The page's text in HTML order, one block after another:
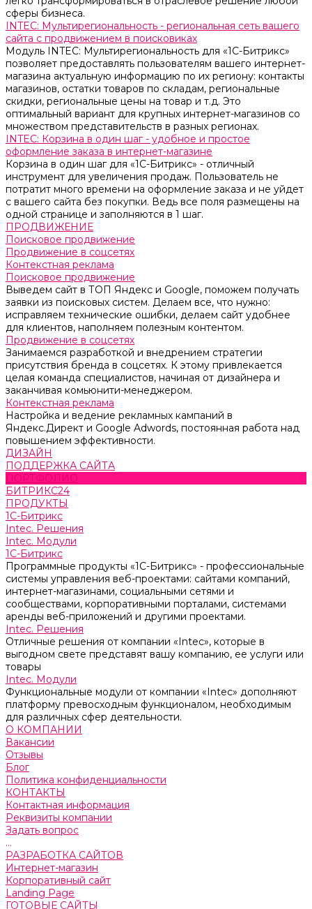
сферы бизнеса.
INTEC: Мультирегиональность - региональная сеть вашего
сайта с продвижением в поисковиках
Модуль INTEC: Мультирегиональность для «1С-Битрикс»
позволяет предоставлять пользователям вашего интернет-
магазина актуальную информацию по их региону: контакты
магазинов, остатки товаров по складам, региональные
скидки, региональные цены на товар и т.д. Это
оптимальный вариант для крупных интернет-магазинов со
множеством представительств в разных регионах.
INTEC: Корзина в один шаг - удобное и простое
оформление заказа в интернет-магазине
Корзина в один шаг для «1С-Битрикс» - отличный
инструмент для увеличения продаж. Пользователь не
потратит много времени на оформление заказа и не уйдет
с вашего сайта без покупки. Ведь все поля размещены на
одной странице и заполняются в 1 шаг.
ПРОДВИЖЕНИЕ
Поисковое продвижение
Продвижение в соцсетях
Контекстная реклама
Поисковое продвижение
Выведем сайт в ТОП Яндекс и Google, поможем получать
заявки из поисковых систем. Делаем все, что нужно:
исправляем технические ошибки, делаем сайт удобнее
для клиентов, наполняем полезным контентом.
Продвижение в соцсетях
Занимаемся разработкой и внедрением стратегии
присутствия бренда в соцсетях. К этому привлекается
целая команда специалистов, начиная от дизайнера и
заканчивая комьюнити-менеджером.
Контекстная реклама
Настройка и ведение рекламных кампаний в
Яндекс.Директ и Google Adwords, постоянная работа над
повышением эффективности.
ДИЗАЙН
ПОДДЕРЖКА САЙТА
ПОРТФОЛИО
БИТРИКС24
ПРОДУКТЫ
1С-Битрикс
Intec. Решения
Intec. Модули
1С-Битрикс
Программные продукты «1С-Битрикс» - профессиональные
системы управления веб-проектами: сайтами компаний,
интернет-магазинами, социальными сетями и
сообществами, корпоративными порталами, системами
аренды веб-приложений и другими проектами.
Intec. Решения
Отличные решения от компании «Intec», которые в
выгодном свете представят вашу компанию, ее услуги или
товары
Intec. Модули
Функциональные модули от компании «Intec» дополняют
платформу превосходным функционалом, необходимым
для различных сфер деятельности.
О КОМПАНИИ
Вакансии
Отзывы
Блог
Политика конфиденциальности
КОНТАКТЫ
Контактная информация
Реквизиты компании
Задать вопрос
...
РАЗРАБОТКА САЙТОВ
Интернет-магазин
Корпоративный сайт
Landing Page
ГОТОВЫЕ САЙТЫ